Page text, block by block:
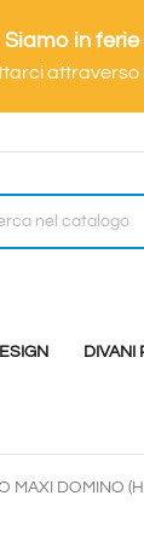
Siamo in
attraverso
DIVANI
MAXI DOMINO